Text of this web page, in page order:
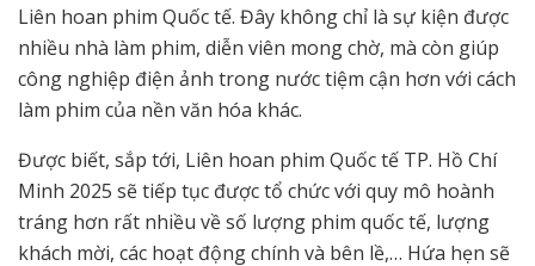
Liên hoan phim Quốc tế. Đây không chỉ là sự kiện được
nhiều nhà làm phim, diễn viên mong chờ, mà còn giúp
công nghiệp điện ảnh trong nước tiệm cận hơn với cách
làm phim của nền văn hóa khác.
Được biết, sắp tới, Liên hoan phim Quốc tế TP. Hồ Chí
Minh 2025 sẽ tiếp tục được tổ chức với quy mô hoành
tráng hơn rất nhiều về số lượng phim quốc tế, lượng
khách mời, các hoạt động chính và bên lề,… Hứa hẹn sẽ